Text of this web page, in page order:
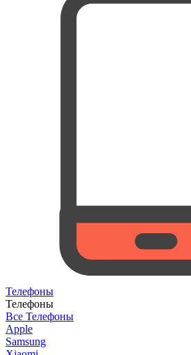
Телефоны
Телефоны
Все Телефоны
Apple
Samsung